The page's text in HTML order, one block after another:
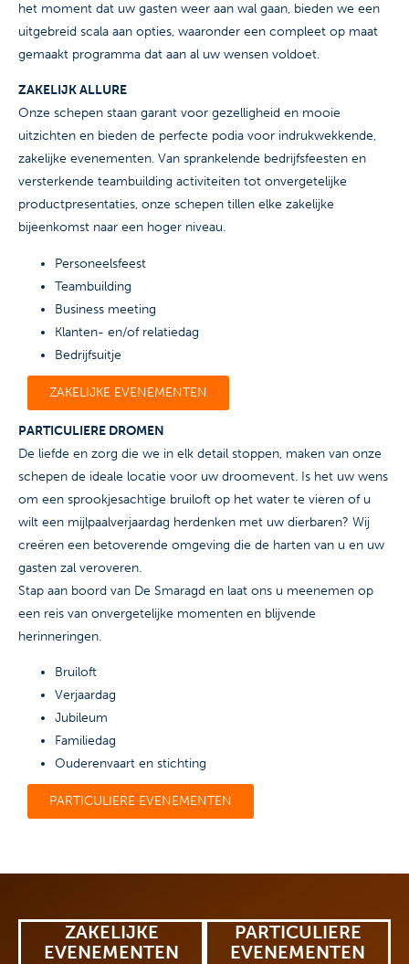
het moment dat uw gasten weer aan wal gaan, bieden we een
uitgebreid scala aan opties, waaronder een compleet op maat
gemaakt programma dat aan al uw wensen voldoet.
ZAKELIJK ALLURE
Onze schepen staan garant voor gezelligheid en mooie
uitzichten en bieden de perfecte podia voor indrukwekkende,
zakelijke evenementen. Van sprankelende bedrijfsfeesten en
versterkende teambuilding activiteiten tot onvergetelijke
productpresentaties, onze schepen tillen elke zakelijke
bijeenkomst naar een hoger niveau.
Personeelsfeest
Teambuilding
Business meeting
Klanten- en/of relatiedag
Bedrijfsuitje
ZAKELIJKE EVENEMENTEN
PARTICULIERE DROMEN
De liefde en zorg die we in elk detail stoppen, maken van onze
schepen de ideale locatie voor uw droomevent. Is het uw wens
om een sprookjesachtige bruiloft op het water te vieren of u
wilt een mijlpaalverjaardag herdenken met uw dierbaren? Wij
creëren een betoverende omgeving die de harten van u en uw
gasten zal veroveren.
Stap aan boord van De Smaragd en laat ons u meenemen op
een reis van onvergetelijke momenten en blijvende
herinneringen.
Bruiloft
Verjaardag
Jubileum
Familiedag
Ouderenvaart en stichting
PARTICULIERE EVENEMENTEN
ZAKELIJKE
EVENEMENTEN
PARTICULIERE
EVENEMENTEN